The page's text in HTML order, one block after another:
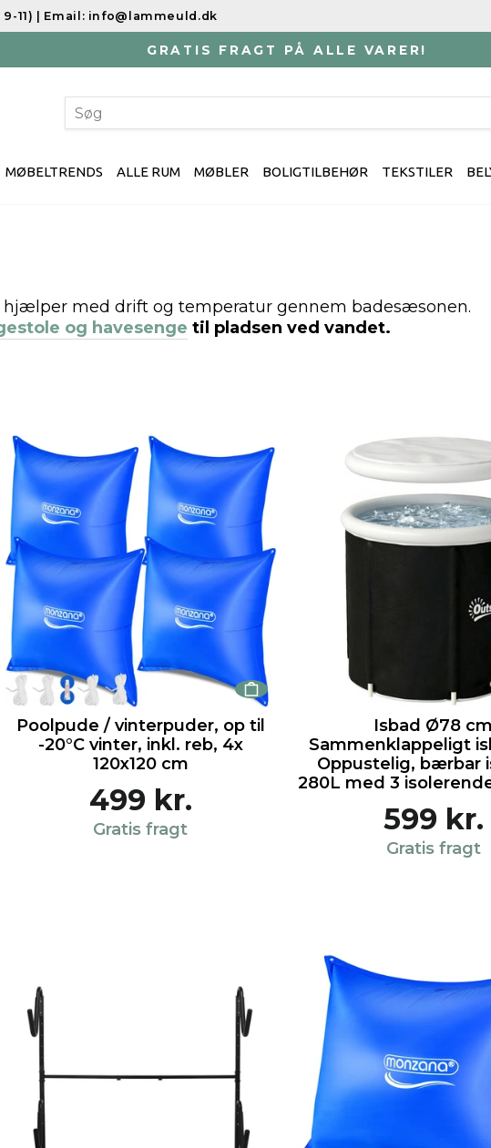
11) | Email: info@lammeuld.dk
Sæt
pause
GRATIS FRAGT PÅ ALLE VARER!
MØBELTRENDS ALLE RUM MØBLER BOLIGTILBEHØR TEKSTILER
SEARCH
hjælper med drift og temperatur gennem badesæsonen.
og havesenge til pladsen ved vandet.
Poolpude / vinterpuder, op til
-20°C vinter, inkl. reb, 4x
120x120 cm
499 kr.
Gratis fragt
Isbad Ø78 cm
Sammenklappeligt
Oppustelig, bærbar
280L med 3
599 kr.
Gratis fragt